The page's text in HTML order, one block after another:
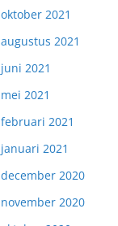
oktober 2021
augustus 2021
juni 2021
mei 2021
februari 2021
januari 2021
december 2020
november 2020